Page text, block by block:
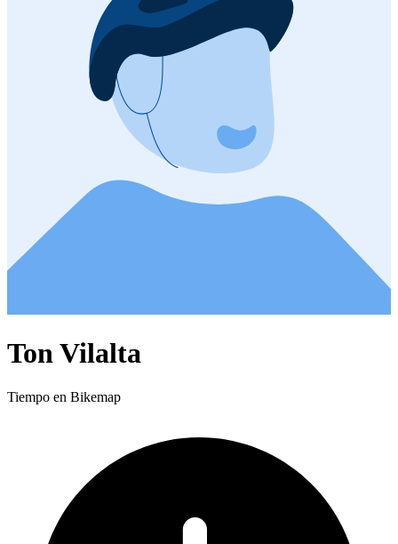
Ton Vilalta
Tiempo en Bikemap